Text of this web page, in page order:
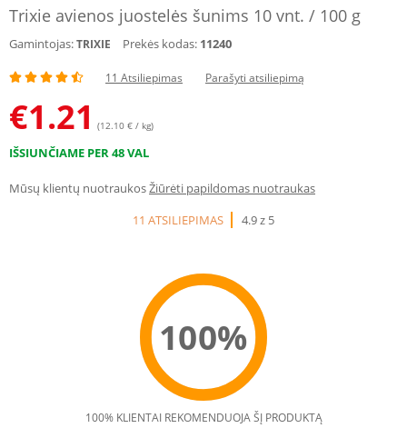
Trixie avienos juostelės šunims 10 vnt. / 100 g
Gamintojas:TRIXIE Prekės kodas: 11240
11 Atsiliepimas Parašyti atsiliepimą
€1.21 (12.10 € / kg)
IŠSIUNČIAME PER 48 VAL
Mūsų klientų nuotraukosŽiūrėti papildomas nuotraukas
11 ATSILIEPIMAS
4.9 z 5
100%
100% KLIENTAI REKOMENDUOJA ŠĮ PRODUKTĄ